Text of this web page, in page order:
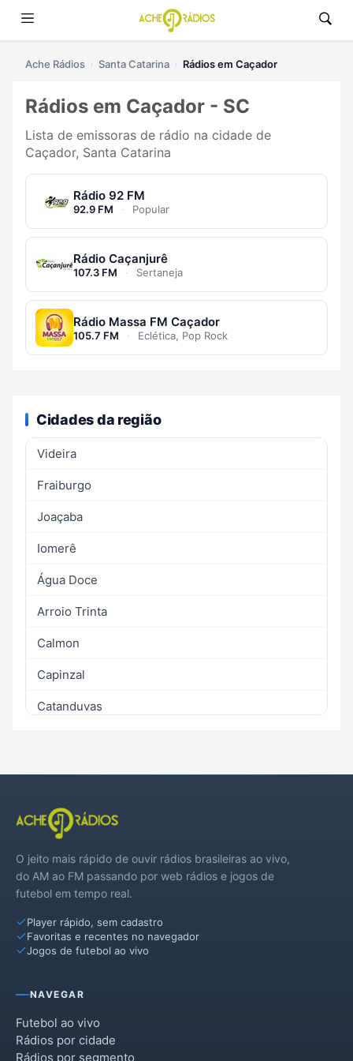
Ache Rádios Santa Catarina Rádios em Caçador
Rádios em Caçador - SC
Lista de emissoras de rádio na cidade de
Caçador, Santa Catarina
Rádio 92 FM
92.9 FM · Popular
Rádio Caçanjurê
107.3 FM · Sertaneja
Rádio Massa FM Caçador
105.7 FM · Eclética, Pop Rock
Cidades da região
Videira
Fraiburgo
Joaçaba
Iomerê
Água Doce
Arroio Trinta
Calmon
Capinzal
Catanduvas
Ibiam
Ibicaré
Jaborá
Lacerdópolis
Lebon Régis
Luzerna
Macieira
Matos Costa
O jeito mais rápido de ouvir rádios brasileiras ao vivo,
do AM ao FM passando por web rádios e jogos de
futebol em tempo real.
Player rápido, sem cadastro
Favoritas e recentes no navegador
Jogos de futebol ao vivo
NAVEGAR
Futebol ao vivo
Rádios por cidade
Rádios por segmento